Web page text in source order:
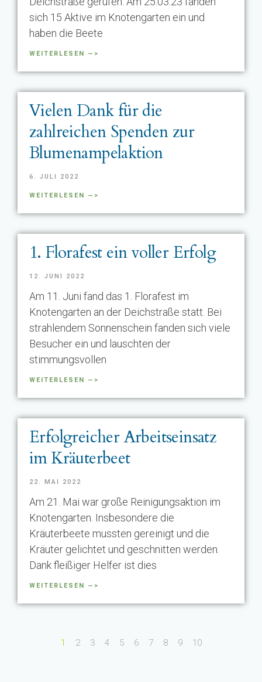
sich 15 Aktive im Knotengarten ein und
haben die Beete
WEITERLESEN —>
Vielen Dank für die
zahlreichen Spenden zur
Blumenampelaktion
6. JULI 2022
WEITERLESEN —>
1. Florafest ein voller Erfolg
12. JUNI 2022
Am 11. Juni fand das 1. Florafest im
Knotengarten an der Deichstraße statt. Bei
strahlendem Sonnenschein fanden sich viele
Besucher ein und lauschten der
stimmungsvollen
WEITERLESEN —>
Erfolgreicher Arbeitseinsatz
im Kräuterbeet
22. MAI 2022
Am 21. Mai war große Reinigungsaktion im
Knotengarten. Insbesondere die
Kräuterbeete mussten gereinigt und die
Kräuter gelichtet und geschnitten werden.
Dank fleißiger Helfer ist dies
WEITERLESEN —>
1 2 3 4 5 6 7 8 9 10